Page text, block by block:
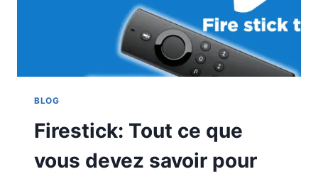
BLOG
Firestick: Tout ce que
vous devez savoir pour